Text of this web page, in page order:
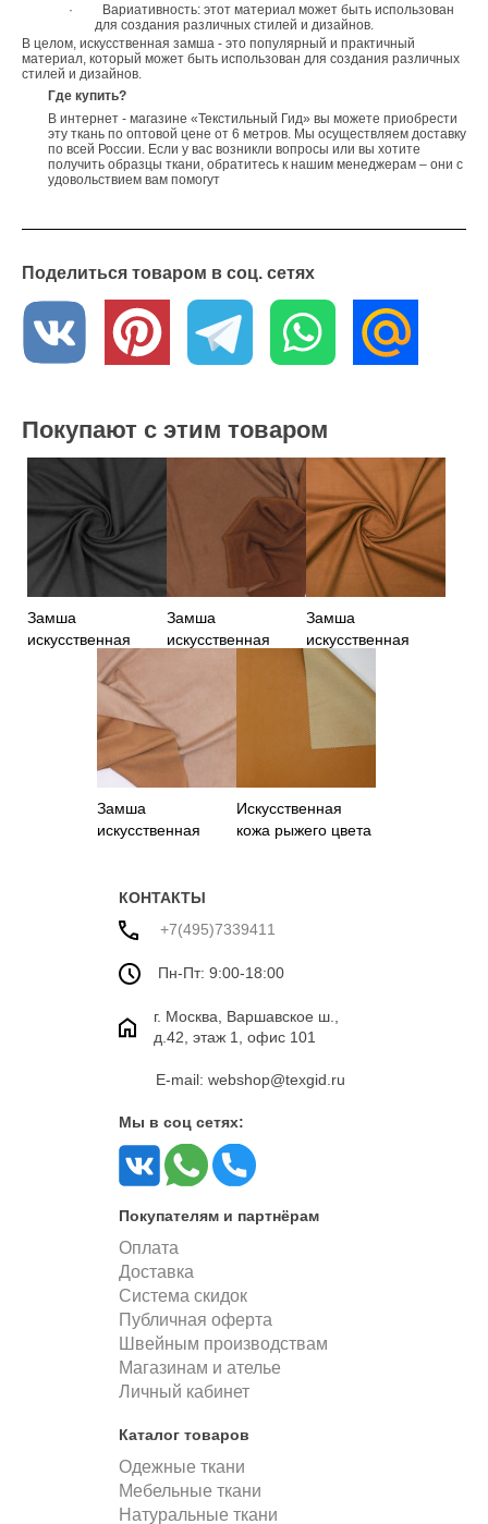
·
Вариативность: этот материал может быть использован
для создания различных стилей и дизайнов.
В целом, искусственная замша - это популярный и практичный
материал, который может быть использован для создания различных
стилей и дизайнов.
Где купить?
В интернет - магазине «Текстильный Гид» вы можете приобрести
эту ткань по оптовой цене от 6 метров. Мы осуществляем доставку
по всей России. Если у вас возникли вопросы или вы хотите
получить образцы ткани, обратитесь к нашим менеджерам – они с
удовольствием вам помогут
Поделиться товаром в соц. сетях
Покупают с этим товаром
Замша
искусственная
черного цвета
Замша
искусственная
Замша
искусственная
рыжего цвета
Замша
искусственная
Искусственная
кожа рыжего цвета
КОНТАКТЫ
+7(495)7339411
Пн-Пт: 9:00-18:00
г. Москва, Варшавское ш.,
д.42, этаж 1, офис 101
E-mail: webshop@texgid.ru
Мы в соц сетях:
Покупателям и партнёрам
Оплата
Доставка
Система скидок
Публичная оферта
Швейным производствам
Магазинам и ателье
Личный кабинет
Каталог товаров
Одежные ткани
Мебельные ткани
Натуральные ткани